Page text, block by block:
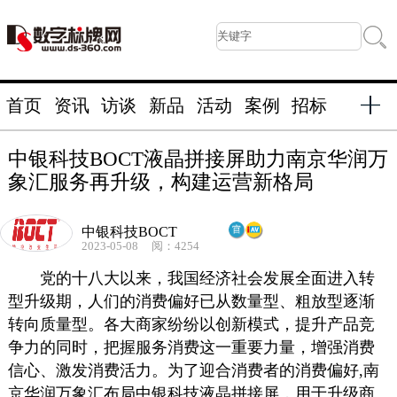
首页 资讯 访谈 新品 活动 案例 招标
中银科技BOCT液晶拼接屏助力南京华润万
象汇服务再升级，构建运营新格局
中银科技BOCT
2023-05-08 阅：4254
党的十八大以来，我国经济社会发展全面进入转
型升级期，人们的消费偏好已从数量型、粗放型逐渐
转向质量型。各大商家纷纷以创新模式，提升产品竞
争力的同时，把握服务消费这一重要力量，增强消费
信心、激发消费活力。为了迎合消费者的消费偏好,南